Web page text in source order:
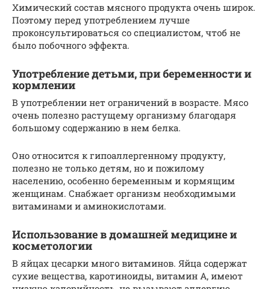
Химический состав мясного продукта очень широк.
Поэтому перед употреблением лучше
проконсультироваться со специалистом, чтоб не
было побочного эффекта.
Употребление детьми, при беременности и
кормлении
В употреблении нет ограничений в возрасте. Мясо
очень полезно растущему организму благодаря
большому содержанию в нем белка.
Оно относится к гипоаллергенному продукту,
полезно не только детям, но и пожилому
населению, особенно беременным и кормящим
женщинам. Снабжает организм необходимыми
витаминами и аминокислотами.
Использование в домашней медицине и
косметологии
В яйцах цесарки много витаминов. Яйца содержат
сухие вещества, каротиноиды, витамин А, имеют